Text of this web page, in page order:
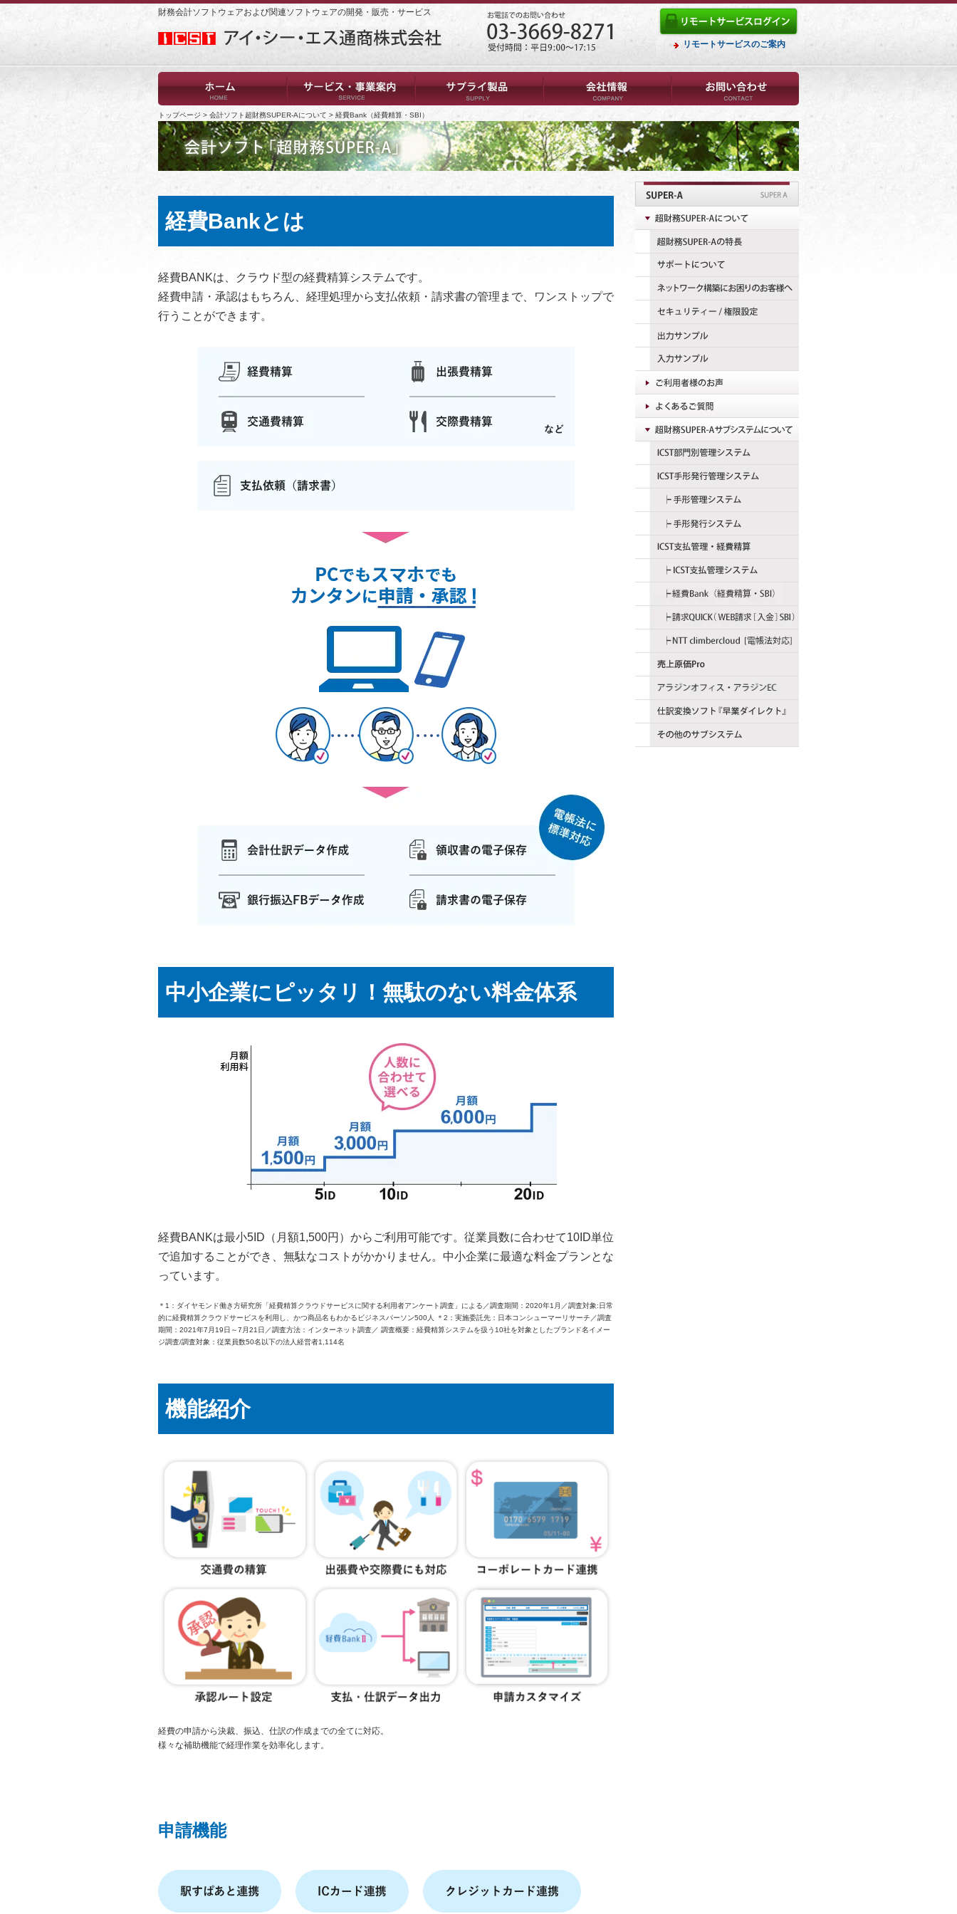
財務会計ソフトウェアおよび関連ソフトウェアの開発・販売・サービス
リモートサービスのご案内
トップページ > 会計ソフト超財務SUPER-Aについて > 経費Bank（経費精算・SBI）
経費Bankとは
経費BANKは、クラウド型の経費精算システムです。
経費申請・承認はもちろん、経理処理から支払依頼・請求書の管理まで、ワンストップで
行うことができます。
中小企業にピッタリ！無駄のない料金体系
経費BANKは最小5ID（月額1,500円）からご利用可能です。従業員数に合わせて10ID単位
で追加することができ、無駄なコストがかかりません。中小企業に最適な料金プランとな
っています。
＊1：ダイヤモンド働き方研究所「経費精算クラウドサービスに関する利用者アンケート調査」による／調査期間：2020年1月／調査対象:日常
的に経費精算クラウドサービスを利用し、かつ商品名もわかるビジネスパーソン500人 ＊2：実施委託先：日本コンシューマーリサーチ／調査
期間：2021年7月19日～7月21日／調査方法：インターネット調査／ 調査概要：経費精算システムを扱う10社を対象としたブランド名イメー
ジ調査/調査対象：従業員数50名以下の法人経営者1,114名
機能紹介
経費の申請から決裁、振込、仕訳の作成までの全てに対応。
様々な補助機能で経理作業を効率化します。
申請機能